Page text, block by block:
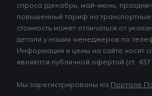
спроса (декабрь, май–июнь,
повышенный тариф на транспортные
стоимость может отличаться от
детали у наших менеджеров по
Информация и цены на сайте носят
являются публичной офертой (ст.
Мы зарегистрированы на Портале